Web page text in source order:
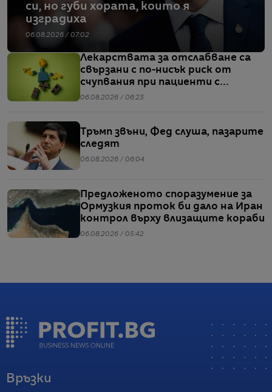
си, но губи хората, които я
изградиха
06.08.2026 / 07:02
Лекарствата за отслабване са
свързани с по-нисък риск от
счупвания при пациенти с
диабет, сочи проучване
06.08.2026 / 06:23
Тръмп звъни, Фед слуша, пазарите
следят
06.08.2026 / 06:04
Предложеното споразумение за
Ормузкия проток би дало на Иран
контрол върху влизащите кораби
06.08.2026 / 05:42
Връзки